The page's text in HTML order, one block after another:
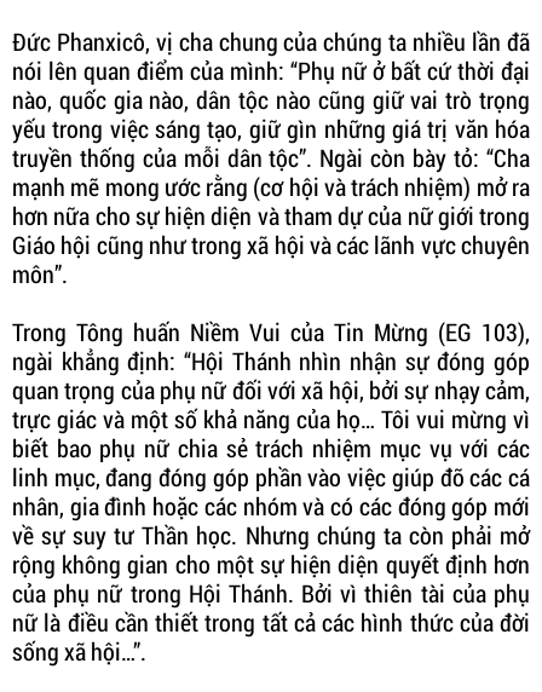
Đức Phanxicô, vị cha chung của chúng ta nhiều lần đã
nói lên quan điểm của mình: “Phụ nữ ở bất cứ thời đại
nào, quốc gia nào, dân tộc nào cũng giữ vai trò trọng
yếu trong việc sáng tạo, giữ gìn những giá trị văn hóa
truyền thống của mỗi dân tộc”. Ngài còn bày tỏ: “Cha
mạnh mẽ mong ước rằng (cơ hội và trách nhiệm) mở ra
hơn nữa cho sự hiện diện và tham dự của nữ giới trong
Giáo hội cũng như trong xã hội và các lãnh vực chuyên
môn”.
Trong Tông huấn Niềm Vui của Tin Mừng (EG 103),
ngài khẳng định: “Hội Thánh nhìn nhận sự đóng góp
quan trọng của phụ nữ đối với xã hội, bởi sự nhạy cảm,
trực giác và một số khả năng của họ… Tôi vui mừng vì
biết bao phụ nữ chia sẻ trách nhiệm mục vụ với các
linh mục, đang đóng góp phần vào việc giúp đỡ các cá
nhân, gia đình hoặc các nhóm và có các đóng góp mới
về sự suy tư Thần học. Nhưng chúng ta còn phải mở
rộng không gian cho một sự hiện diện quyết định hơn
của phụ nữ trong Hội Thánh. Bởi vì thiên tài của phụ
nữ là điều cần thiết trong tất cả các hình thức của đời
sống xã hội…”.